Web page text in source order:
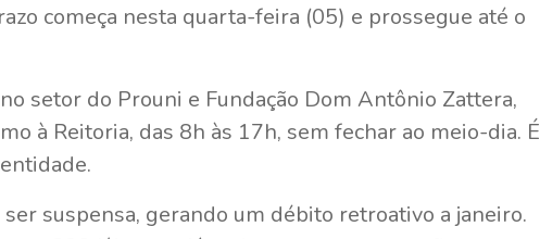
começa nesta quarta-feira (05) e prossegue até o
setor do Prouni e Fundação Dom Antônio Zattera,
à Reitoria, das 8h às 17h, sem fechar ao meio-dia. É
suspensa, gerando um débito retroativo a janeiro.